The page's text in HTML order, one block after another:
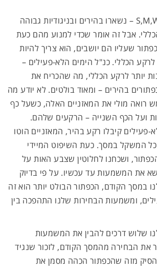
הימים הפעילים – S,M,W – נשארו בהירים ובניגודיות גבוהה
אבל זה אומר שכדי למנוע מהם כעת
שעליו הם יושבים, הוא צריך להיות
הכללי. כנ"ל הימים הלא-פעילים –
יותר לרקע הכללי, מה שהכריח את
בהירים – ומאוד בולטים. לא יודע מה
רואה מולי את המאזניים האלה, כשעל כף
ועל הכף השנייה – הרקעים שלהם.
פעילים קיבלו רקע בהיר, המאזניים הוטו
המשקל במסך. כעת השיפוט המיידי
ושכחנו לחלוטין שצבע האות על
את המשמעות עד עכשיו. על פי בדיוק
במסך הקודם, הכפתור הבולט יותר הוא זה
ומשמעות הבחירות שלנו התהפכה בין
שלוש דרכים להבין את המשמעות
את הבחירה מהמסך הקודם, לזכור שנגיד
מזה שהכפתור הכהה מסמן את